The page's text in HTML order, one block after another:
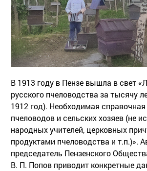
В 1913 году в Пензе вышла в свет
русского пчеловодства за тысячу
1912 год). Необходимая справочная
пчеловодов и сельских хозяев (не
народных учителей, церковных
продуктами пчеловодства и т.п.)».
председатель Пензенского
В. П. Попов приводит конкретные